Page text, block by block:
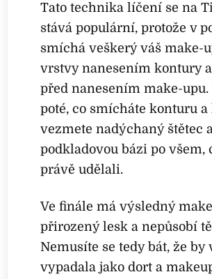
Tato technika líčení se na
stává populární, protože v
smíchá veškerý váš make-
vrstvy nanesením kontury
před nanesením make-upu.
poté, co smícháte konturu a
vezmete nadýchaný štětec
podkladovou bázi po všem,
právě udělali.
Ve finále má výsledný
přirozený lesk a nepůsobí
Nemusíte se tedy bát, že by
vypadala jako dort a